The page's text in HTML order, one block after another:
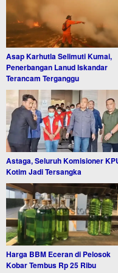
Asap Karhutla Selimuti Kumai,
Penerbangan Lanud Iskandar
Terancam Terganggu
Astaga, Seluruh Komisioner
Kotim Jadi Tersangka
Harga BBM Eceran di Pelosok
Kobar Tembus Rp 25 Ribu